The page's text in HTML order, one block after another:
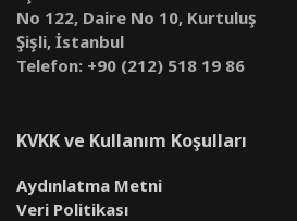
No 122, Daire No 10, Kurtuluş
Şişli, İstanbul
Telefon: +90 (212) 518 19 86
KVKK ve Kullanım Koşulları
Aydınlatma Metni
Veri Politikası